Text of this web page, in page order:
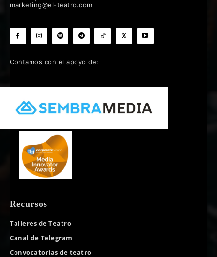
marketing@el-teatro.com
Contamos con el apoyo de:
Recursos
Talleres de Teatro
Canal de Telegram
Convocatorias de teatro